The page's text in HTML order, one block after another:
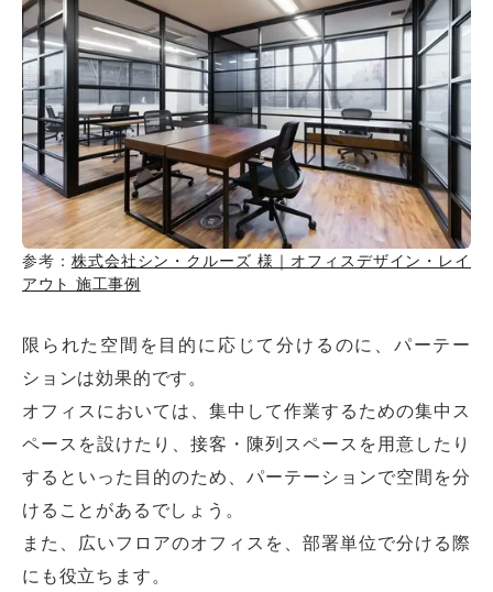
参考： 株式会社シン・クルーズ 様｜オフィスデザイン・レイ
アウト 施工事例
限られた空間を目的に応じて分けるのに、パーテー
ションは効果的です。
オフィスにおいては、集中して作業するための集中ス
ペースを設けたり、接客・陳列スペースを用意したり
するといった目的のため、パーテーションで空間を分
けることがあるでしょう。
また、広いフロアのオフィスを、部署単位で分ける際
にも役立ちます。